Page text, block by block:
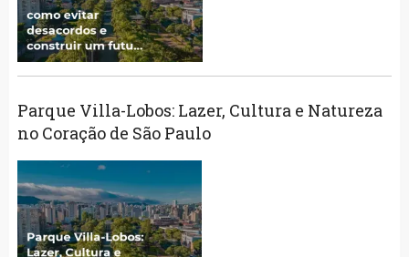
Parque Villa-Lobos: Lazer, Cultura e Natureza
no Coração de São Paulo